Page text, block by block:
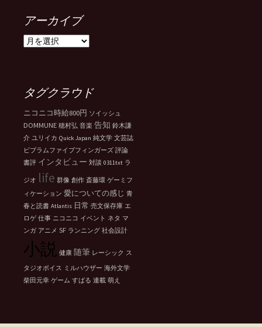
アーカイブ
ア
ブ
タグクラウド
ニコニコ時給800円 ソイッシュ
DOMMUNE 穂村弘 音楽 告知 鈴木謙
介 ユリイカ Quick Japan 純文学 文芸誌
ビブラムファイブフィンガーズ 評論
書評 インタビュー 対談 0311txt ラ
ジオ life 群像 創作 斎藤環 ゲーミフ
ィケーション 愛についての感じ 青
春と読書 Atlantis 日常 売文保存庫 エ
ロゲ 仕事 ニコニコ イベント ネタ マ
ンガ アニメ SF ランニング 社会設計
小説 健康 随筆 レーシック ス
タジオボイス ミルハウザー 海外文学
柴田元幸 ゲーム すばる 連載 萌え